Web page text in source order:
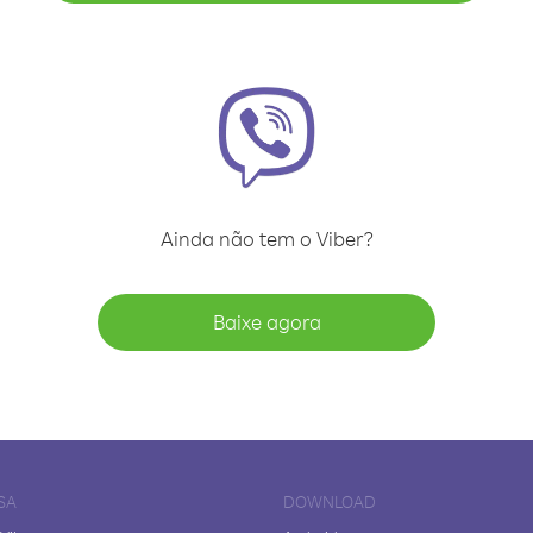
Ainda não tem o Viber?
Baixe agora
DOWNLOAD